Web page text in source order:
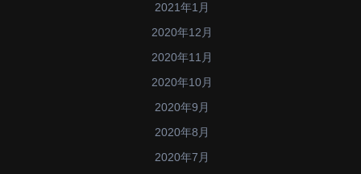
2021年1月
2020年12月
2020年11月
2020年10月
2020年9月
2020年8月
2020年7月